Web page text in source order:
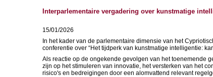
Interparlementaire vergadering over kunstmatige
15/01/2026
In het kader van de parlementaire dimensie van het
conferentie over “Het tijdperk van kunstmatige intelligentie:
Als reactie op de ongekende gevolgen van het toenemende
zijn op het stimuleren van innovatie, het versterken van het
risico's en bedreigingen door een alomvattend relevant